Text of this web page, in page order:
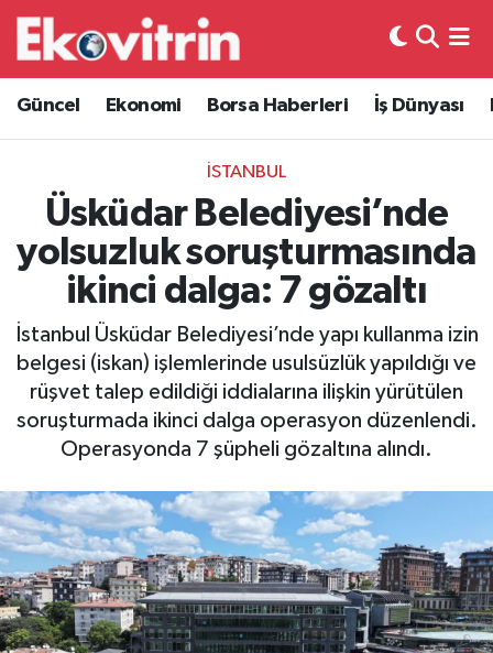
Güncel Ekonomi Borsa Haberleri İş Dünyası
İSTANBUL
Üsküdar Belediyesi’nde
yolsuzluk soruşturmasında
ikinci dalga: 7 gözaltı
İstanbul Üsküdar Belediyesi’nde yapı kullanma izin
belgesi (iskan) işlemlerinde usulsüzlük yapıldığı ve
rüşvet talep edildiği iddialarına ilişkin yürütülen
soruşturmada ikinci dalga operasyon düzenlendi.
Operasyonda 7 şüpheli gözaltına alındı.
Güncel
Ekonomi
Borsa Haberleri
İş Dünyası
Lojistik
Otovitrin
Asayiş
Gayrimenkul
Spor
Eğitim
Hava Durumu
Trafik Durumu
Süper Lig Puan Durumu ve Fikstür
Tüm Manşetler
Son Dakika Haberleri
Haber Arşivi